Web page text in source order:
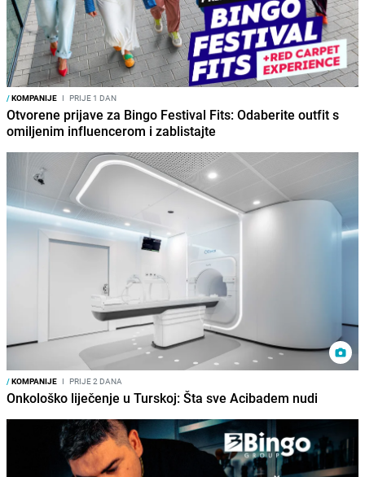
/KOMPANIJE I PRIJE 1 DAN
Otvorene prijave za Bingo Festival Fits: Odaberite outfit s
omiljenim influencerom i zablistajte
/KOMPANIJE I PRIJE 2 DANA
Onkološko liječenje u Turskoj: Šta sve Acibadem nudi